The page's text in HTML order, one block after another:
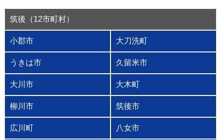
筑後（12市町村）
小郡市 大刀洗町
うきは市 久留米市
大川市 大木町
柳川市 筑後市
広川町 八女市